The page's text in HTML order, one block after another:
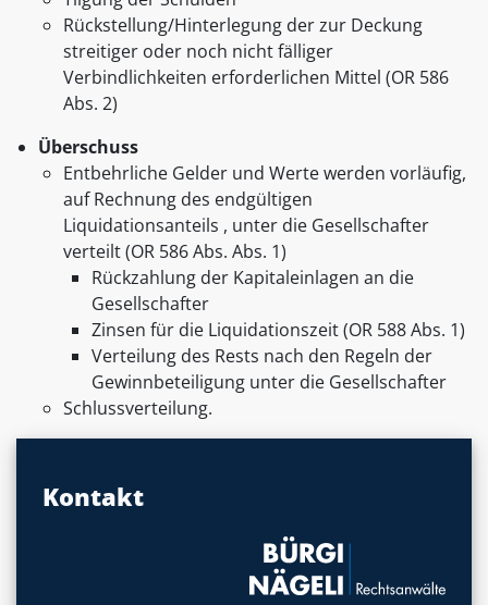
Rückstellung/Hinterlegung der zur Deckung
streitiger oder noch nicht fälliger
Verbindlichkeiten erforderlichen Mittel (OR 586
Abs. 2)
Überschuss
Entbehrliche Gelder und Werte werden vorläufig,
auf Rechnung des endgültigen
Liquidationsanteils , unter die Gesellschafter
verteilt (OR 586 Abs. Abs. 1)
Rückzahlung der Kapitaleinlagen an die
Gesellschafter
Zinsen für die Liquidationszeit (OR 588 Abs. 1)
Verteilung des Rests nach den Regeln der
Gewinnbeteiligung unter die Gesellschafter
Schlussverteilung.
Kontakt